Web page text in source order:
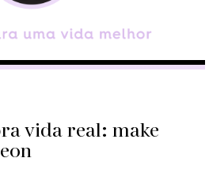
vida real: make